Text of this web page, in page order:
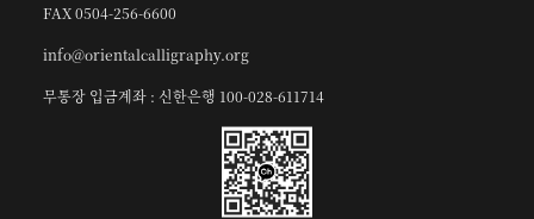
FAX 0504-256-6600
info@orientalcalligraphy.org
무통장 입금계좌 : 신한은행 100-028-611714